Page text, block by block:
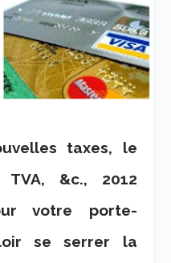
taxes, le
&c., 2012
votre porte-
se serrer la